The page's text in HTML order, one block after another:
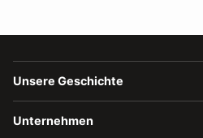
Unsere Geschichte
Unternehmen